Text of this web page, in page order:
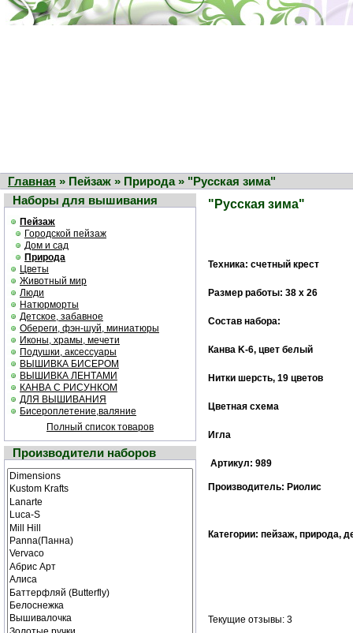
Главная » Пейзаж » Природа » "Русская зима"
Наборы для вышивания
Пейзаж
Городской пейзаж
Дом и сад
Природа
Цветы
Животный мир
Люди
Натюрморты
Детское, забавное
Обереги, фэн-шуй, миниатюры
Иконы, храмы, мечети
Подушки, аксессуары
ВЫШИВКА БИСЕРОМ
ВЫШИВКА ЛЕНТАМИ
КАНВА С РИСУНКОМ
ДЛЯ ВЫШИВАНИЯ
Бисероплетение,валяние
Полный список товаров
Производители наборов
"Русская зима"
Техника: счетный крест
Размер работы: 38 х 26
Состав набора:
Канва K-6, цвет белый
Нитки шерсть, 19 цветов
Цветная cхема
Игла
Артикул: 989
Производитель: Риолис
Категории: пейзаж, природа,
Текущие отзывы: 3